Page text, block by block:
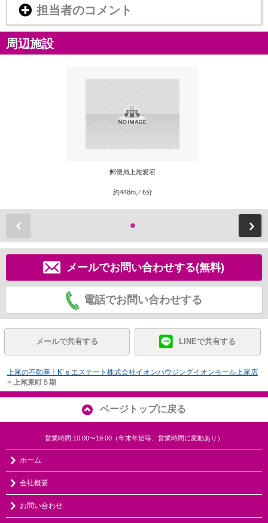
担当者のコメント
周辺施設
郵便局上尾愛宕
約448m／6分
メールでお問い合わせする(無料)
電話でお問い合わせする
メールで共有する LINEで共有する
上尾の不動産｜K’ｓエステート株式会社イオンハウジングイオンモール上尾店
> 上尾東町５期
ページトップに戻る
営業時間:10:00〜19:00（年末年始等、営業時間に変動あり）
ホーム
会社概要
お問い合わせ